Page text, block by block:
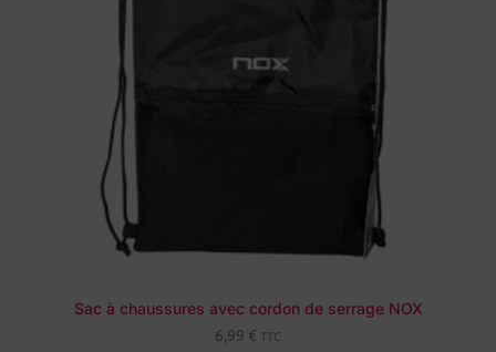
Sac à chaussures avec cordon de serrage NOX
6,99 € TTC